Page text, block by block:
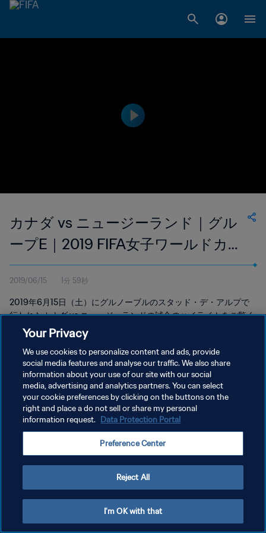
カナダ vs ニュージーランド｜グル
ープE｜2019 FIFA女子ワールドカッ
プ フランス｜ハイライト
2019/06/15 1分 59秒
2019年6月15日（土）にグルノーブルのスタッド・デ・アルプで
行われたカナダ vs ニュージーランドの試合のハイライトをご覧く
ださい。
プライバシーポリシー
サービス利用規約
Your Privacy
We use cookies to personalize content and ads, provide
social media features and analyse our traffic. We also share
information about your use of our site with our social
media, advertising and analytics partners. You can select
your cookie preferences by clicking on the buttons on the
right and place a do not sell or share my personal
information request. Data Protection Portal
Preference Center
Reject All
I'm OK with that